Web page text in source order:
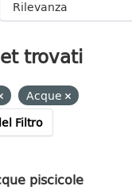
trovati
Acque
Filtro
piscicole